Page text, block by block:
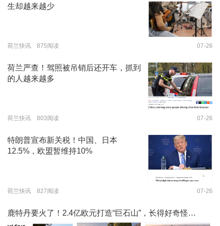
生却越来越少
荷兰快讯 875阅读 07-26
荷兰严查！驾照被吊销后还开车，抓到
的人越来越多
荷兰快讯 803阅读 07-26
特朗普宣布新关税！中国、日本
12.5%，欧盟暂维持10%
荷兰快讯 827阅读 07-26
鹿特丹要火了！2.4亿欧元打造“巨石山”，长得好奇怪…